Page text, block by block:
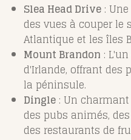
Slea Head Drive :
des vues à couper le
Atlantique et les îles
Mount Brandon :
d'Irlande, offrant des
la péninsule.
Dingle : Un
des pubs animés,
des restaurants de